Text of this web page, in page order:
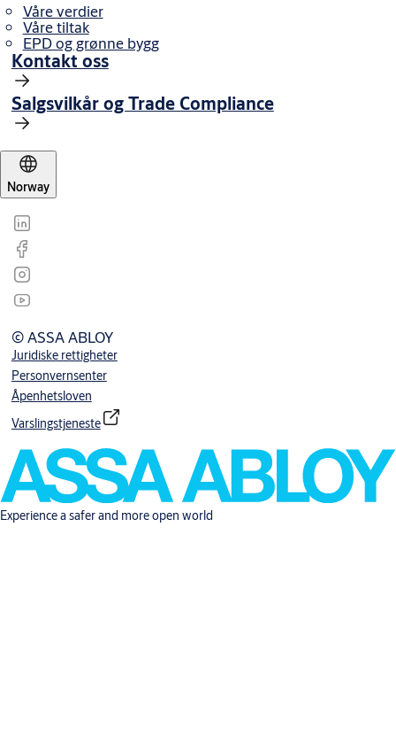
Våre verdier
Våre tiltak
EPD og grønne bygg
Kontakt oss
Salgsvilkår og Trade Compliance
Norway
© ASSA ABLOY
Juridiske rettigheter
Personvernsenter
Åpenhetsloven
Varslingstjeneste
Experience a safer and more open world